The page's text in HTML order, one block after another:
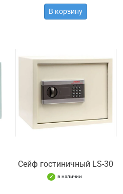
В корзину
Сейф гостиничный LS-30
в наличии